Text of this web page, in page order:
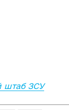
штаб ЗСУ